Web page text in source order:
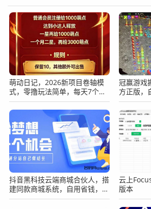
萌动日记，2026新项目卷轴模
式，零撸玩法简单，每天7个广
告。
冠赢游戏
方正版，
长期稳定
抖音黑科技云端商城合伙人，搭
建同款商城系统，自用省钱，手
把手教你赚钱
云上
版本